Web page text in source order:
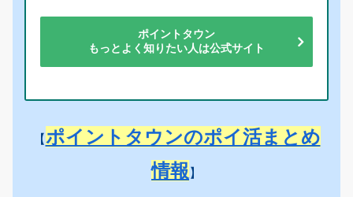
ポイントタウン
もっとよく知りたい人は公式サイト
【ポイントタウンのポイ活まとめ
情報 】